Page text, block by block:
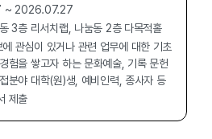
~ 2026.07.27
3층 리서치랩, 나눔동 2층 다목적홀
에 관심이 있거나 관련 업무에 대한 기초
험을 쌓고자 하는 문화예술, 기록 문헌
분야 대학(원)생, 예비인력, 종사자 등
제출